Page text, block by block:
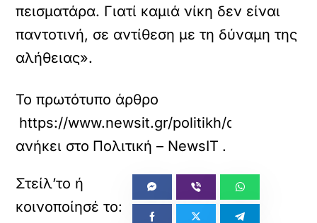
πεισματάρα. Γιατί καμιά νίκη δεν είναι
παντοτινή, σε αντίθεση με τη δύναμη της
αλήθειας».
Το πρωτότυπο άρθρο
https://www.newsit.gr/politikh/dendrinou-
ανήκει στο Πολιτική – NewsIT .